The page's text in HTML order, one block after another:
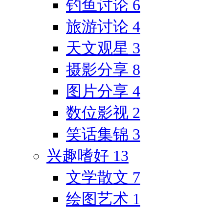
钓鱼讨论 6
旅游讨论 4
天文观星 3
摄影分享 8
图片分享 4
数位影视 2
笑话集锦 3
兴趣嗜好 13
文学散文 7
绘图艺术 1